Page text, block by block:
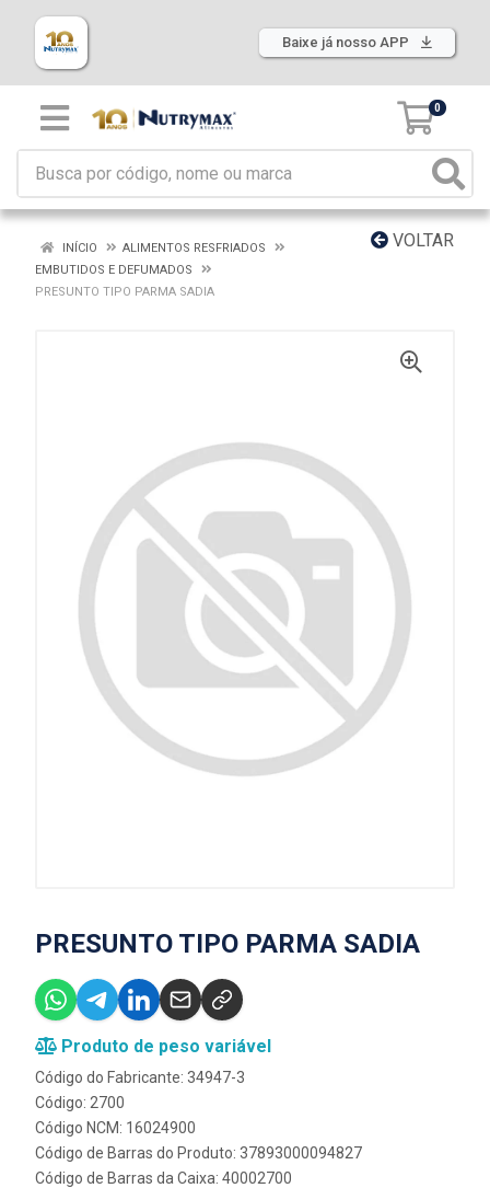
Baixe já nosso APP
0
VOLTAR
INÍCIO
ALIMENTOS RESFRIADOS
EMBUTIDOS E DEFUMADOS
PRESUNTO TIPO PARMA SADIA
PRESUNTO TIPO PARMA SADIA
Produto de peso variável
Código do Fabricante: 34947-3
Código: 2700
Código NCM: 16024900
Código de Barras do Produto: 37893000094827
Código de Barras da Caixa: 40002700